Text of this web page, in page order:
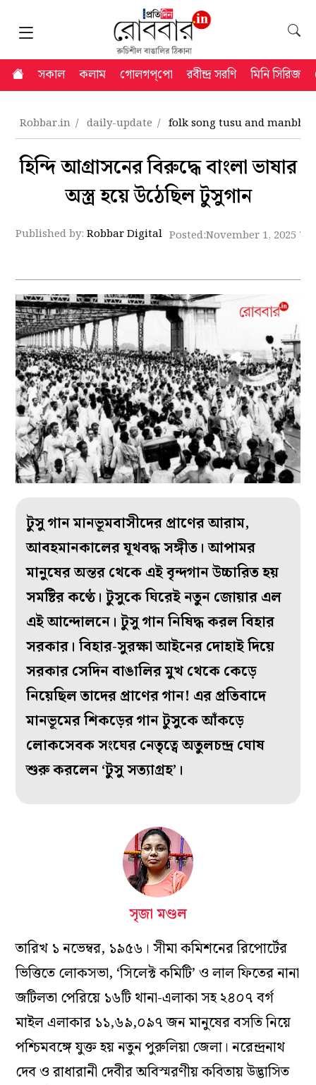
সকাল কলাম গোলগপ্‌পো রবীন্দ্র সরণি মিনি সিরিজ
Robbar.in daily-update folk song tusu and
হিন্দি আগ্রাসনের বিরুদ্ধে বাংলা ভাষার
অস্ত্র হয়ে উঠেছিল টুসুগান
Published by:Robbar Digital Posted:November 1, 2025
টুসু গান মানভূমবাসীদের প্রাণের আরাম,
আবহমানকালের যূথবদ্ধ সঙ্গীত। আপামর
মানুষের অন্তর থেকে এই বৃন্দগান উচ্চারিত হয়
সমষ্টির কণ্ঠে। টুসুকে ঘিরেই নতুন জোয়ার এল
এই আন্দোলনে। টুসু গান নিষিদ্ধ করল বিহার
সরকার। বিহার-সুরক্ষা আইনের দোহাই দিয়ে
সরকার সেদিন বাঙালির মুখ থেকে কেড়ে
নিয়েছিল তাদের প্রাণের গান! এর প্রতিবাদে
মানভূমের শিকড়ের গান টুসুকে আঁকড়ে
লোকসেবক সংঘের নেতৃত্বে অতুলচন্দ্র ঘোষ
শুরু করলেন ‘টুসু সত্যাগ্রহ’।
সৃজা মণ্ডল
তারিখ ১ নভেম্বর, ১৯৫৬। সীমা কমিশনের রিপোর্টের
ভিত্তিতে লোকসভা, ‘সিলেক্ট কমিটি’ ও লাল ফিতের নানা
জটিলতা পেরিয়ে ১৬টি থানা-এলাকা সহ ২৪০৭ বর্গ
মাইল এলাকার ১১,৬৯,০৯৭ জন মানুষের বসতি নিয়ে
পশ্চিমবঙ্গে যুক্ত হয় নতুন পুরুলিয়া জেলা। নরেন্দ্রনাথ
দেব ও রাধারানী দেবীর অবিস্মরণীয় কবিতায় উদ্ভাসিত